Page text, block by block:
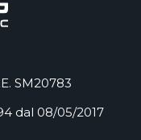
SM20783
dal 08/05/2017